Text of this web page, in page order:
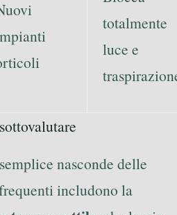
totalmente
luce e
nasconde delle
includono la